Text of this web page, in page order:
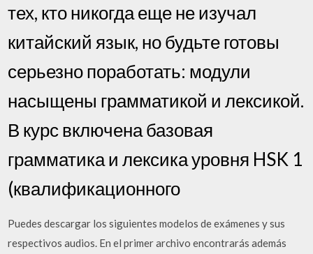
тех, кто никогда еще не изучал
китайский язык, но будьте готовы
серьезно поработать: модули
насыщены грамматикой и лексикой.
В курс включена базовая
грамматика и лексика уровня HSK 1
(квалификационного
Puedes descargar los siguientes modelos de exámenes y sus
respectivos audios. En el primer archivo encontrarás además